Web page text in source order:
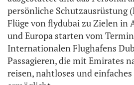
persönliche Schutzausrüstung
Flüge von flydubai zu Zielen in
und Europa starten vom
Internationalen Flughafens
Passagieren, die mit Emirates
reisen, nahtloses und